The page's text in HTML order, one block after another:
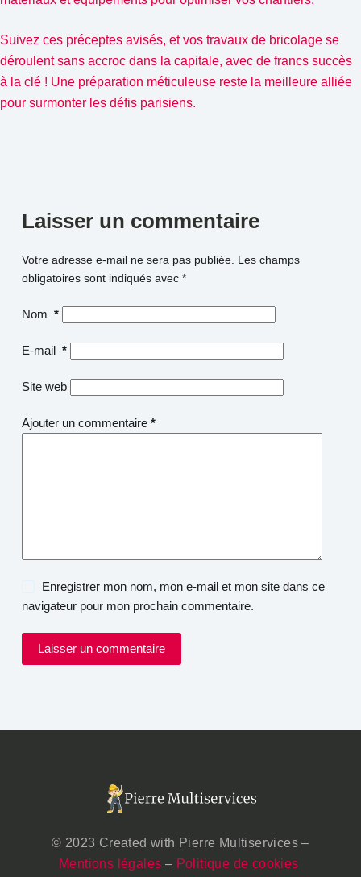
Suivez ces préceptes avisés, et vos travaux de bricolage se
déroulent sans accroc dans la capitale, avec de francs succès
à la clé ! Une préparation méticuleuse reste la meilleure alliée
pour surmonter les défis parisiens.
Laisser un commentaire
Votre adresse e-mail ne sera pas publiée. Les champs
obligatoires sont indiqués avec *
Nom *
E-mail *
Site web
Ajouter un commentaire*
Enregistrer mon nom, mon e-mail et mon site dans ce
navigateur pour mon prochain commentaire.
Laisser un commentaire
© 2023 Created with Pierre Multiservices –
Mentions légales – Politique de cookies